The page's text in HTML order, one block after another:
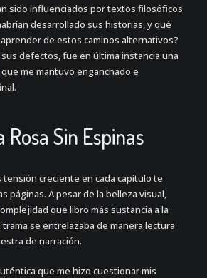
sido influenciados por textos filosóficos
desarrollado sus historias, y qué
de estos caminos alternativos?
defectos, fue en última instancia una
me mantuvo enganchado e
Rosa Sin Espinas
tensión creciente en cada capítulo te
páginas. A pesar de la belleza visual,
que libro más sustancia a la
trama se entrelazaba de manera lectura
de narración.
que me hizo cuestionar mis